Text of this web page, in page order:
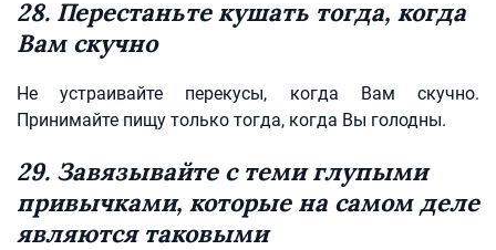
28. Перестаньте кушать тогда, когда
Вам скучно
Не устраивайте перекусы, когда Вам скучно.
Принимайте пищу только тогда, когда Вы голодны.
29. Завязывайте с теми глупыми
привычками, которые на самом деле
являются таковыми